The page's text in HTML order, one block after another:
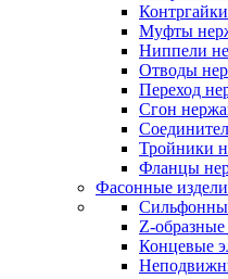
Муфты
Ниппели
Отводы
Переход
Сгон
Тройники
Фланцы
Фасонные
Z-
Концевые